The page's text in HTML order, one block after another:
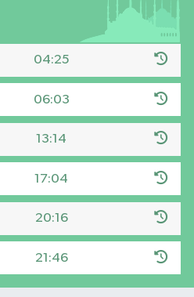
04:25
06:03
13:14
17:04
20:16
21:46